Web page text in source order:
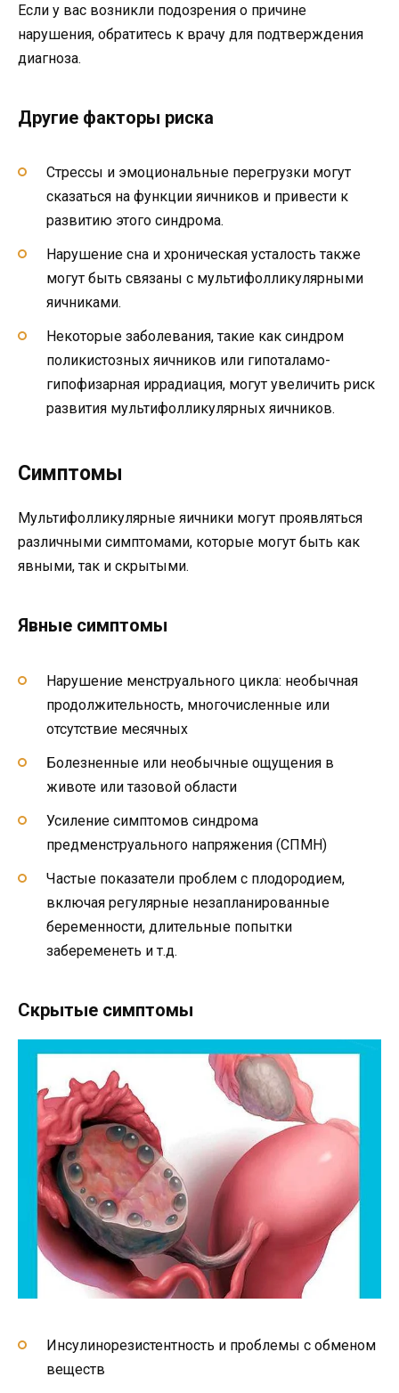
Если у вас возникли подозрения о причине
нарушения, обратитесь к врачу для подтверждения
диагноза.
Другие факторы риска
Стрессы и эмоциональные перегрузки могут
сказаться на функции яичников и привести к
развитию этого синдрома.
Нарушение сна и хроническая усталость также
могут быть связаны с мультифолликулярными
яичниками.
Некоторые заболевания, такие как синдром
поликистозных яичников или гипоталамо-
гипофизарная иррадиация, могут увеличить риск
развития мультифолликулярных яичников.
Симптомы
Мультифолликулярные яичники могут проявляться
различными симптомами, которые могут быть как
явными, так и скрытыми.
Явные симптомы
Нарушение менструального цикла: необычная
продолжительность, многочисленные или
отсутствие месячных
Болезненные или необычные ощущения в
животе или тазовой области
Усиление симптомов синдрома
предменструального напряжения (СПМН)
Частые показатели проблем с плодородием,
включая регулярные незапланированные
беременности, длительные попытки
забеременеть и т.д.
Скрытые симптомы
Инсулинорезистентность и проблемы с обменом
веществ